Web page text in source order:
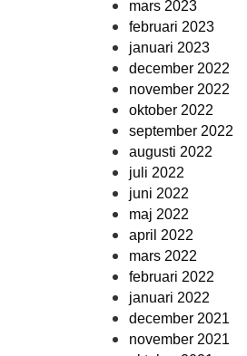
mars 2023
februari 2023
januari 2023
december 2022
november 2022
oktober 2022
september 2022
augusti 2022
juli 2022
juni 2022
maj 2022
april 2022
mars 2022
februari 2022
januari 2022
december 2021
november 2021